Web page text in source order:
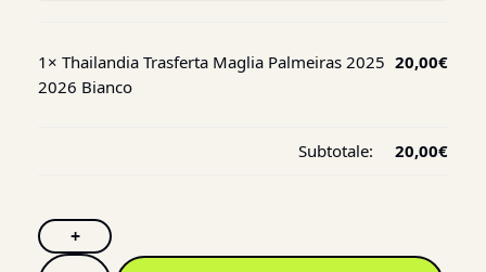
1× Thailandia Trasferta Maglia Palmeiras 2025
2026 Bianco
20,00€
Subtotale: 20,00€
+